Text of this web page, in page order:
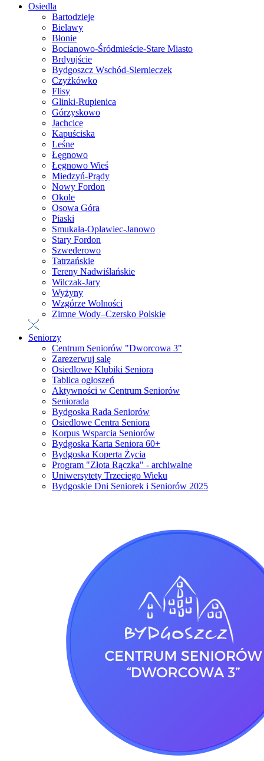
Osiedla
Bartodzieje
Bielawy
Błonie
Bocianowo-Śródmieście-Stare Miasto
Brdyujście
Bydgoszcz Wschód-Siernieczek
Czyżkówko
Flisy
Glinki-Rupienica
Górzyskowo
Jachcice
Kapuściska
Leśne
Łęgnowo
Łęgnowo Wieś
Miedzyń-Prądy
Nowy Fordon
Okole
Osowa Góra
Piaski
Smukała-Opławiec-Janowo
Stary Fordon
Szwederowo
Tatrzańskie
Tereny Nadwiślańskie
Wilczak-Jary
Wyżyny
Wzgórze Wolności
Zimne Wody–Czersko Polskie
Seniorzy
Centrum Seniorów "Dworcowa 3"
Zarezerwuj salę
Osiedlowe Klubiki Seniora
Tablica ogłoszeń
Aktywności w Centrum Seniorów
Seniorada
Bydgoska Rada Seniorów
Osiedlowe Centra Seniora
Korpus Wsparcia Seniorów
Bydgoska Karta Seniora 60+
Bydgoska Koperta Życia
Program "Złota Rączka" - archiwalne
Uniwersytety Trzeciego Wieku
Bydgoskie Dni Seniorek i Seniorów 2025